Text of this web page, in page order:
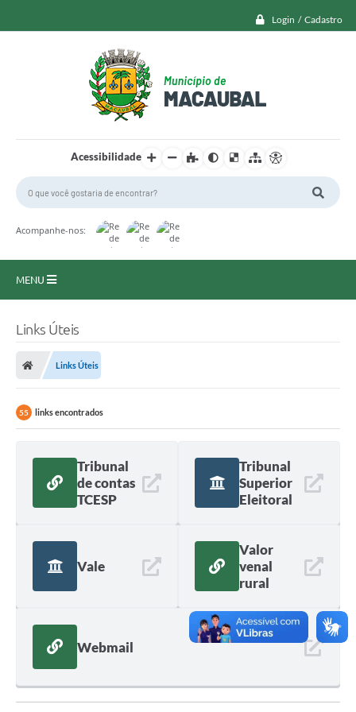
Login / Cadastro
Acessibilidade
Acompanhe-nos:
MENU
Macaubal
Administração
Transparência
PORTAL DE SERVIÇOS
Agenda Eventos
Galeria de Fotos
Obras
Covid-19
Notícias
Links Úteis
Links Úteis
55 links encontrados
Tribunal
de contas
TCESP
Tribunal
Superior
Eleitoral
Vale
Valor
venal
rural
Webmail